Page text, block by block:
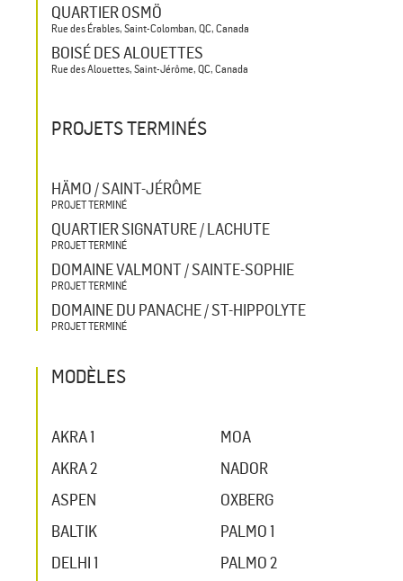
QUARTIER OSMÖ
Rue des Érables, Saint-Colomban, QC, Canada
BOISÉ DES ALOUETTES
Rue des Alouettes, Saint-Jérôme, QC, Canada
PROJETS TERMINÉS
HÄMO / SAINT-JÉRÔME
PROJET TERMINÉ
QUARTIER SIGNATURE / LACHUTE
PROJET TERMINÉ
DOMAINE VALMONT / SAINTE-SOPHIE
PROJET TERMINÉ
DOMAINE DU PANACHE / ST-HIPPOLYTE
PROJET TERMINÉ
MODÈLES
AKRA 1
AKRA 2
ASPEN
BALTIK
DELHI 1
MOA
NADOR
OXBERG
PALMO 1
PALMO 2